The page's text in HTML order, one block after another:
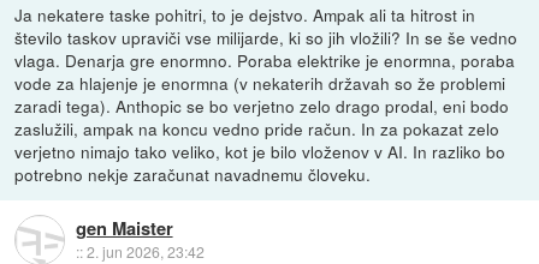
Ja nekatere taske pohitri, to je dejstvo. Ampak ali ta hitrost in
število taskov upraviči vse milijarde, ki so jih vložili? In se še vedno
vlaga. Denarja gre enormno. Poraba elektrike je enormna, poraba
vode za hlajenje je enormna (v nekaterih državah so že problemi
zaradi tega). Anthopic se bo verjetno zelo drago prodal, eni bodo
zaslužili, ampak na koncu vedno pride račun. In za pokazat zelo
verjetno nimajo tako veliko, kot je bilo vloženov v AI. In razliko bo
potrebno nekje zaračunat navadnemu človeku.
gen Maister
::2. jun 2026, 23:42